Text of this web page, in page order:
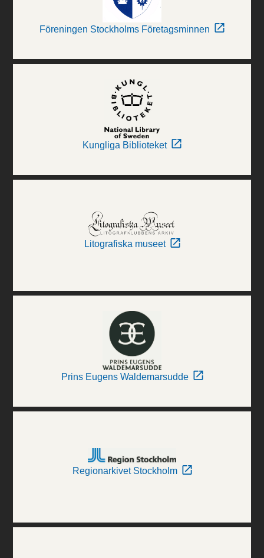
Föreningen Stockholms Företagsminnen
Kungliga Biblioteket
Litografiska museet
Prins Eugens Waldemarsudde
Regionarkivet Stockholm